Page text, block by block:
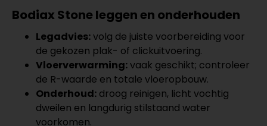
Bodiax Stone leggen en onderhouden
Legadvies:volg de juiste voorbereiding voor
de gekozen plak- of clickuitvoering.
Vloerverwarming:vaak geschikt; controleer
de R-waarde en totale vloeropbouw.
Onderhoud: droog reinigen, licht vochtig
dweilen en langdurig stilstaand water
voorkomen.